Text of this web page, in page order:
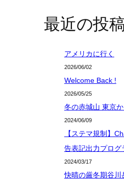
最近の投
アメリカに行く
2026/06/02
Welcome Back !
2026/05/25
冬の赤城山 東京
2024/06/09
【ステマ規制】
告表記出力プログ
2024/03/17
快晴の厳冬期谷川